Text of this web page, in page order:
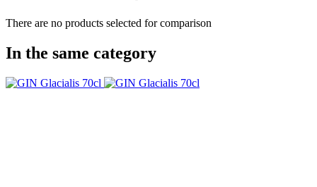
There are no products selected for comparison
In the same category